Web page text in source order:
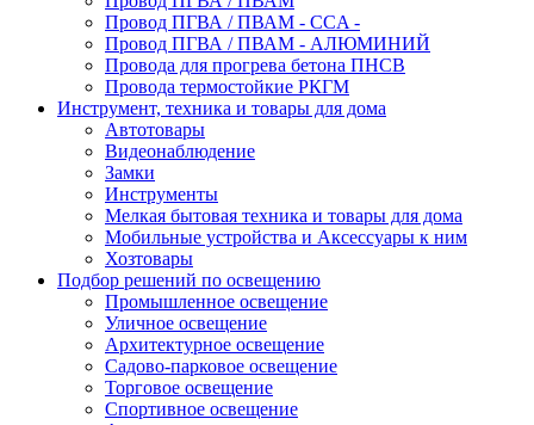
Провод ПГВА / ПВАМ - CCA -
Провод ПГВА / ПВАМ - АЛЮМИНИЙ
Провода для прогрева бетона ПНСВ
Провода термостойкие РКГМ
Инструмент, техника и товары для дома
Автотовары
Видеонаблюдение
Замки
Инструменты
Мелкая бытовая техника и товары для дома
Мобильные устройства и Аксессуары к ним
Хозтовары
Подбор решений по освещению
Промышленное освещение
Уличное освещение
Архитектурное освещение
Садово-парковое освещение
Торговое освещение
Спортивное освещение